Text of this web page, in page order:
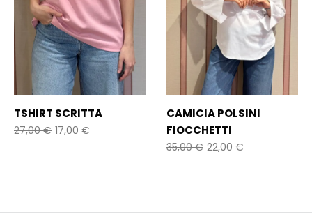
TSHIRT SCRITTA
27,00€ 17,00 €
CAMICIA POLSINI
FIOCCHETTI
35,00€ 22,00 €